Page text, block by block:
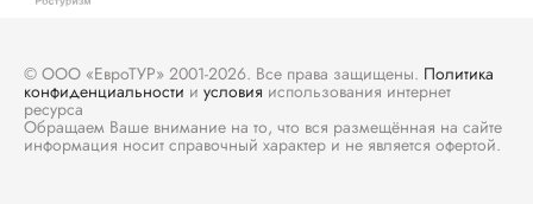
© ООО «ЕвроТУР» 2001-2026. Все права защищены. Политика
конфиденциальности и условия использования интернет
ресурса
Обращаем Ваше внимание на то, что вся размещённая на сайте
информация носит справочный характер и не является офертой.